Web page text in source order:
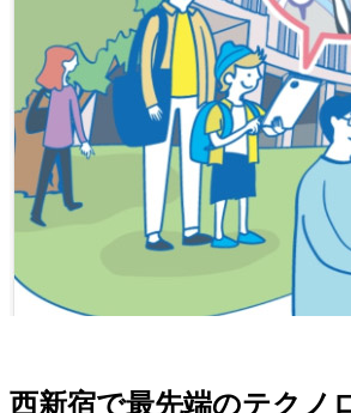
西新宿で最先端のテクノ